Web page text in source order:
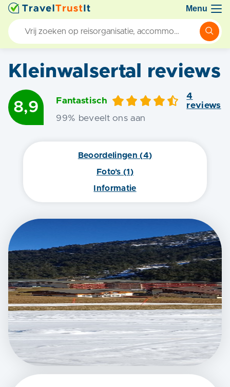
Menu
Kleinwalsertal reviews
8,9 Fantastisch
4
reviews
99% beveelt ons aan
Beoordelingen (4)
Foto's (1 )
Informatie